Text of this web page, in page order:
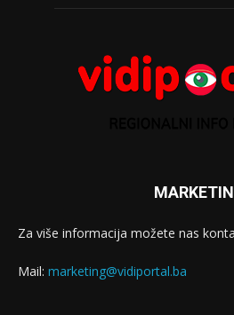
Za više informacija možete nas
Mail: marketing@vidiportal.ba